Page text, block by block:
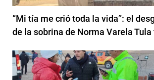
“Mi tía me crió toda la vida”: el
de la sobrina de Norma Varela